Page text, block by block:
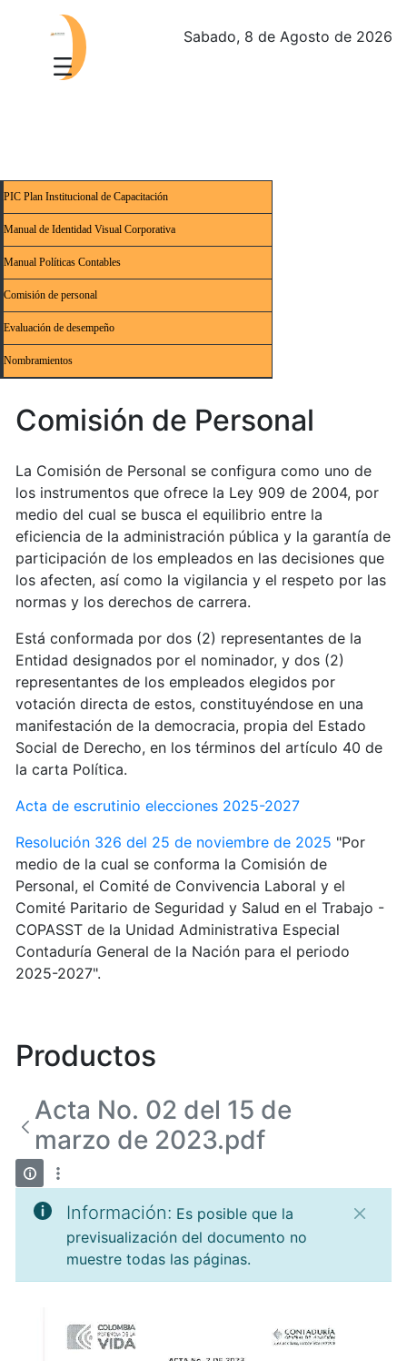
Sabado, 8 de Agosto de 2026
PIC Plan Institucional de Capacitación
Manual de Identidad Visual Corporativa
Manual Políticas Contables
Comisión de personal
Evaluación de desempeño
Nombramientos
Comisión de Personal
La Comisión de Personal se configura como uno de
los instrumentos que ofrece la Ley 909 de 2004, por
medio del cual se busca el equilibrio entre la
eficiencia de la administración pública y la garantía de
participación de los empleados en las decisiones que
los afecten, así como la vigilancia y el respeto por las
normas y los derechos de carrera.
Está conformada por dos (2) representantes de la
Entidad designados por el nominador, y dos (2)
representantes de los empleados elegidos por
votación directa de estos, constituyéndose en una
manifestación de la democracia, propia del Estado
Social de Derecho, en los términos del artículo 40 de
la carta Política.
Acta de escrutinio elecciones 2025-2027
Resolución 326 del 25 de noviembre de 2025 "Por
medio de la cual se conforma la Comisión de
Personal, el Comité de Convivencia Laboral y el
Comité Paritario de Seguridad y Salud en el Trabajo -
COPASST de la Unidad Administrativa Especial
Contaduría General de la Nación para el periodo
2025-2027".
Productos
Acta No. 02 del 15 de
marzo de 2023.pdf
Información: Es posible que la
previsualización del documento no
muestre todas las páginas.